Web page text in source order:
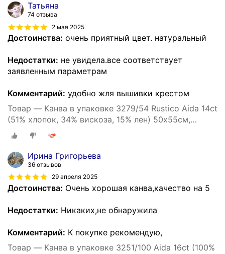
Татьяна
74 отзыва
2 мая 2025
Достоинства: очень приятный цвет. натуральный
Недостатки: не увидела.все соответствует
заявленным параметрам
Комментарий: удобно жля вышивки крестом
Товар — Канва в упаковке 3279/54 Rustico Aida 14ct
(51% хлопок, 34% вискоза, 15% лен) 50х55см,
бежевый светлый
Ирина Григорьева
36 отзывов
29 апреля 2025
Достоинства: Очень хорошая канва,качество на 5
Недостатки: Никаких,не обнаружила
Комментарий: К покупке рекомендую,
Товар — Канва в упаковке 3251/100 Aida 16ct (100%